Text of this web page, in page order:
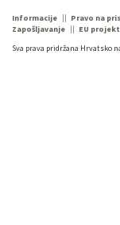
Informacije Pravo na
Zapošljavanje
EU
Sva prava pridržana Hrvatsko